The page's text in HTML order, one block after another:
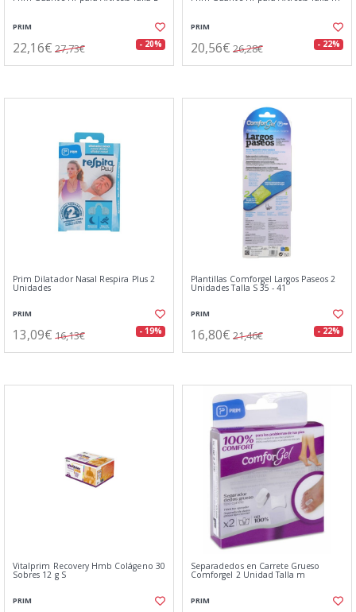
PRIM
22,16€ 27,73€ - 20%
PRIM
20,56€ 26,28€ - 22%
Prim Dilatador Nasal Respira Plus 2
Unidades
PRIM
13,09€ 16,13€ - 19%
Plantillas Comforgel Largos Paseos 2
Unidades Talla S 35 - 41
PRIM
16,80€ 21,46€ - 22%
Vitalprim Recovery Hmb Colágeno 30
Sobres 12 g S
PRIM
Separadedos en Carrete Grueso
Comforgel 2 Unidad Talla m
PRIM